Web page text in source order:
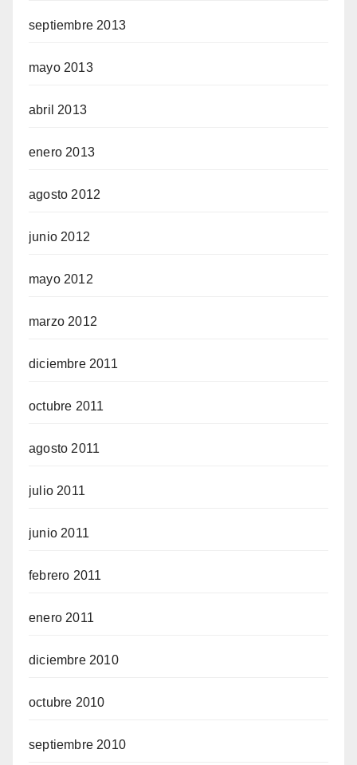
septiembre 2013
mayo 2013
abril 2013
enero 2013
agosto 2012
junio 2012
mayo 2012
marzo 2012
diciembre 2011
octubre 2011
agosto 2011
julio 2011
junio 2011
febrero 2011
enero 2011
diciembre 2010
octubre 2010
septiembre 2010